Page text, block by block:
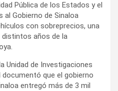
Pública de los Estados y el
Gobierno de Sinaloa
con sobreprecios, una
años de la
Unidad de Investigaciones
documentó que el gobierno
entregó más de 3 mil